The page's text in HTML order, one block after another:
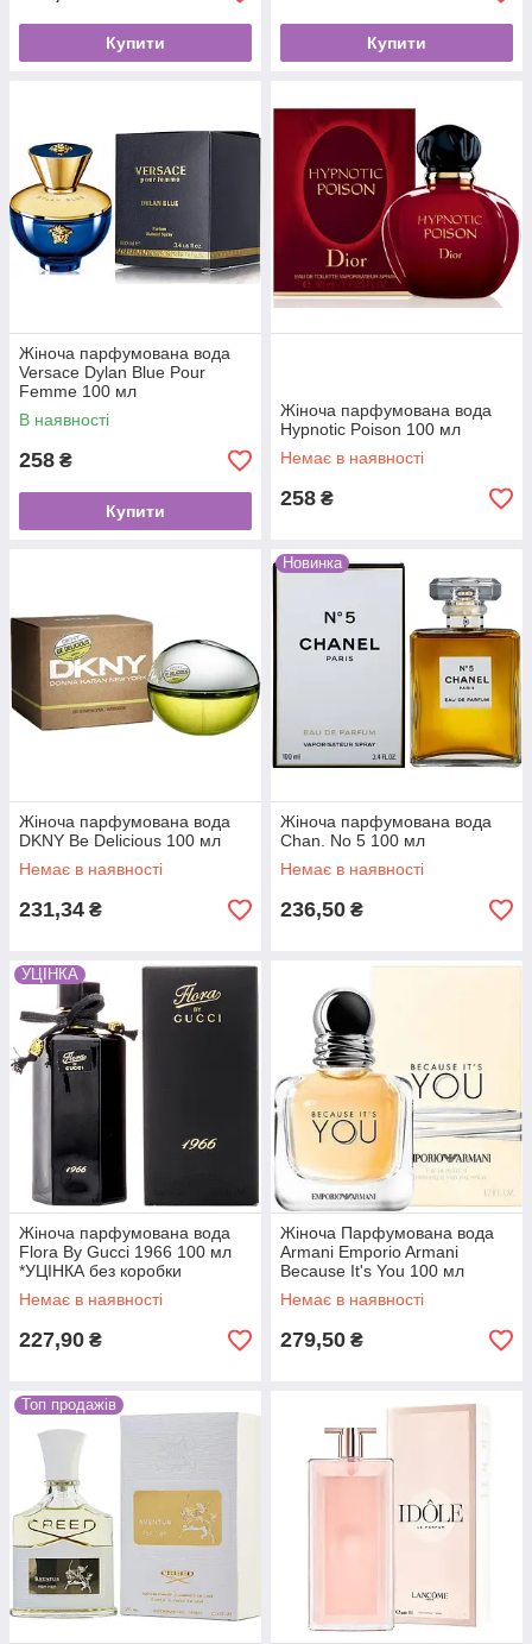
Купити Купити
Жіноча парфумована вода
Versace Dylan Blue Pour
Femme 100 мл
В наявності
258 ₴
Купити
Жіноча парфумована вода
Hypnotic Poison 100 мл
Немає в наявності
258 ₴
Жіноча парфумована вода
DKNY Be Delicious 100 мл
Немає в наявності
231,34 ₴
Новинка
Жіноча парфумована вода
Chan. No 5 100 мл
Немає в наявності
236,50 ₴
УЦІНКА
Жіноча парфумована вода
Flora By Guссі 1966 100 мл
*УЦІНКА без коробки
Немає в наявності
227,90 ₴
Жіноча Парфумована вода
Armani Emporio Armani
Because It's You 100 мл
(магнітна стрічка)
Немає в наявності
279,50 ₴
Топ продажів